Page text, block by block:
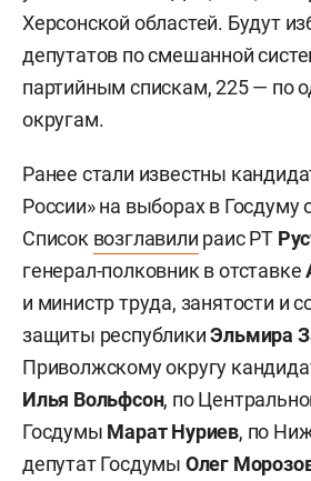
Херсонской областей. Будут
депутатов по смешанной
партийным спискам, 225 — по
округам.
Ранее стали известны
России» на выборах в Госдуму
Список возглавили раис РТ
генерал-полковник в отставке
и министр труда, занятости и
защиты республикиЭльмира
Приволжскому округу
Илья Вольфсон, по
Госдумы Марат Нуриев, по
депутат Госдумы Олег